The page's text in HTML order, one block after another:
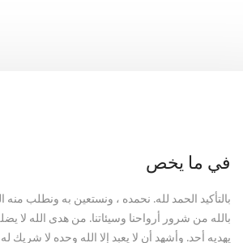
في ما يخص
بالتأكيد الحمد لله. نحمده ، ونستعين به ونطلب منه
بالله من شرور أرواحنا وسيئاتنا. من هدى الله لا
يهديه أحد. وأشهد أن لا يعبد إلا الله وحده لا شريك